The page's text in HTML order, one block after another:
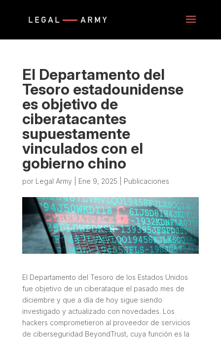
El Departamento del
Tesoro estadounidense
es objetivo de
ciberatacantes
supuestamente
vinculados con el
gobierno chino
por Legal Army Ene 9, 2025 Publicaciones
El Departamento del Tesoro de los Estados Unidos
fue objetivo de un ciberataque el pasado mes de
diciembre y que a día de hoy sigue siendo
investigado y actualizado con novedades. Los
hackers comprometieron al proveedor de servicios
de ciberseguridad BeyondTrust, cuya función es la